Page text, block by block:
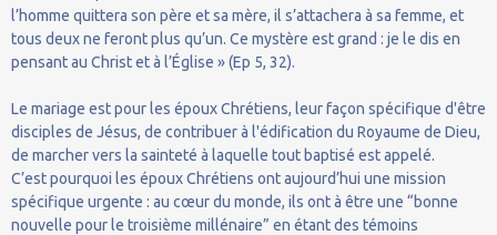
l’homme quittera son père et sa mère, il s’attachera à sa femme, et
tous deux ne feront plus qu’un. Ce mystère est grand : je le dis en
pensant au Christ et à l’Église » (Ep 5, 32).
Le mariage est pour les époux Chrétiens, leur façon spécifique d'être
disciples de Jésus, de contribuer à l'édification du Royaume de Dieu,
de marcher vers la sainteté à laquelle tout baptisé est appelé.
C’est pourquoi les époux Chrétiens ont aujourd’hui une mission
spécifique urgente : au cœur du monde, ils ont à être une “bonne
nouvelle pour le troisième millénaire” en étant des témoins